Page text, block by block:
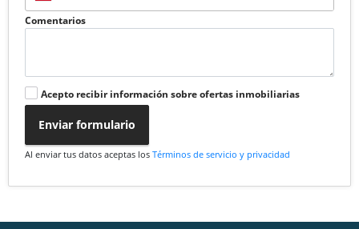
Comentarios
Acepto recibir información sobre ofertas inmobiliarias
Enviar formulario
Al enviar tus datos aceptas los Términos de servicio y privacidad